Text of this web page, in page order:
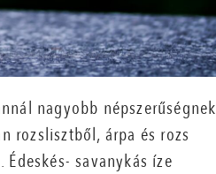
nagyobb népszerűségnek
rozslisztből, árpa és rozs
savanykás íze